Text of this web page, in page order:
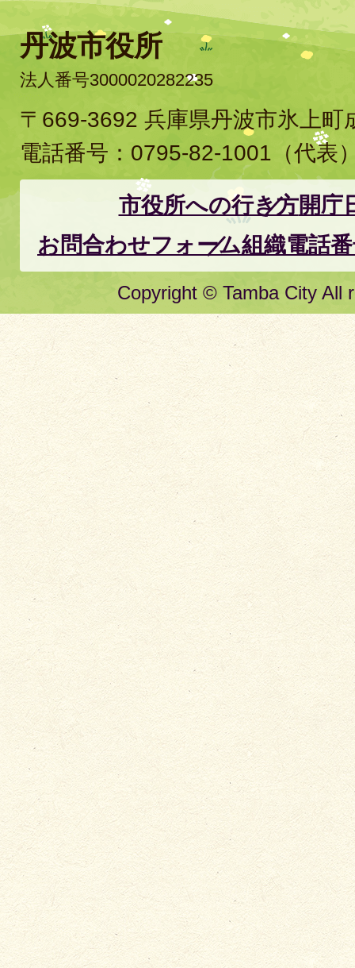
丹波市役所
法人番号3000020282235
〒669-3692 兵庫県丹波市氷上町
電話番号： 0795-82-1001 （代表
市役所への行き方開庁
お問合わせフォーム組織電話
Copyright © Tamba City All